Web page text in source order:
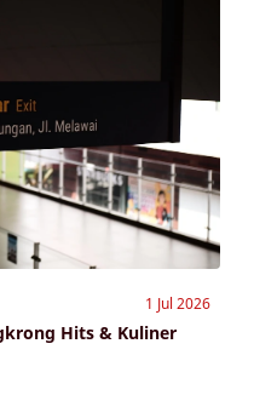
1 Jul 2026
Hits & Kuliner